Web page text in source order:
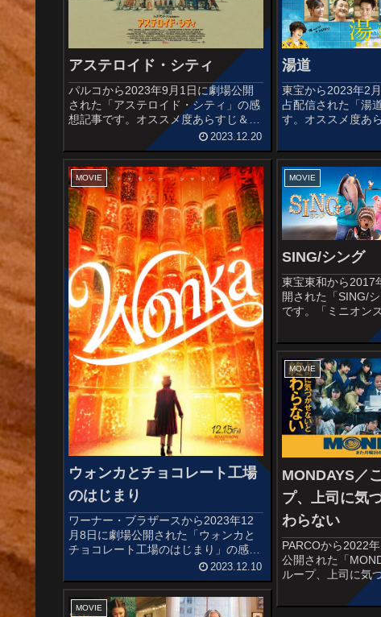
アステロイド・シティ
パルコから2023年9月1日に劇場公開
された「アステロイド・シティ」の感
想記事です。オススメ度あらすじ＆予
告編隕石が落下してできた巨大なクレ
ーターが最大の観光名所であるアステ
ロイド・シティに、科学賞の栄誉に輝
いた5 人の天才的な子供たちとそ...
2023.12.20
湯道
東宝から2023年2
占配信された「湯
す。オススメ度あ
父が遺した銭湯「
ってきた建築家の
り盛りする弟の悟
でマンションに建
MOVIE
ウォンカとチョコレート工場
のはじまり
ワーナー・ブラザースから2023年12
月8日に劇場公開された「ウォンカと
チョコレート工場のはじまり」の感想
記事です。ロアルド・ダール原作の児
童小説『チョコレート工場の秘密』、
ティム・バートン監督×ジョニー・デ
ップ主演の大ヒット作「チャーリー...
2023.12.10
MOVIE
SING/シング
東宝東和から2017
開された「SING/
です。「ミニオン
のヒット作を手が
ン・スタジオによ
ン作品です。オス
告編人間世界とよ
MOVIE
MONDAYS／
プ、上司に気
わらない
PARCOから2022
公開された「
ループ、上司に気
ない」の感想記事
らすじ＆予告編小
MOVIE